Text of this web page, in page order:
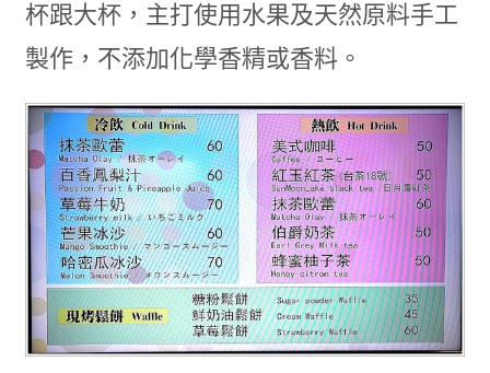
杯跟大杯，主打使用水果及天然原料手工
製作，不添加化學香精或香料。